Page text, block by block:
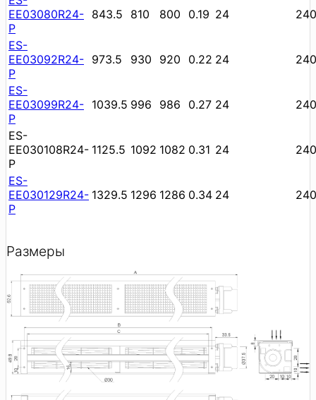
EE03080R24-
P
843.5 810 800 0.19 24
ES-
EE03092R24-
P
973.5 930 920 0.22 24
ES-
EE03099R24-
P
1039.5 996 986 0.27 24
ES-
EE030108R24-
P
1125.5 1092 1082 0.31 24
ES-
EE030129R24-
P
1329.5 1296 1286 0.34 24
Размеры